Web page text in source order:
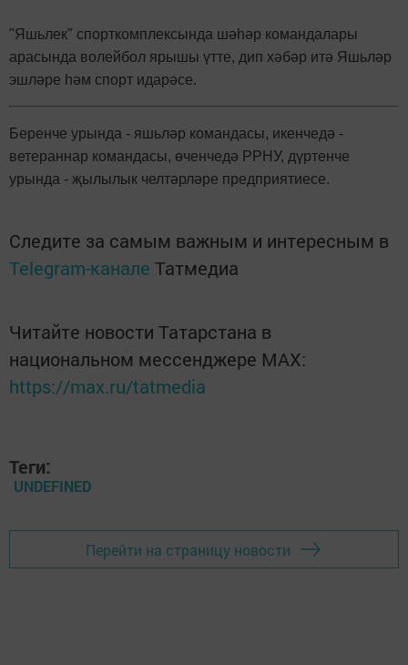
"Яшьлек" спорткомплексында шәһәр командалары
арасында волейбол ярышы үтте, дип хәбәр итә Яшьләр
эшләре һәм спорт идарәсе.
Беренче урында - яшьләр командасы, икенчедә -
ветераннар командасы, өченчедә РРНУ, дүртенче
урында - җылылык челтәрләре предприятиесе.
Следите за самым важным и интересным в
Telegram-канале Татмедиа
Читайте новости Татарстана в
национальном мессенджере MАХ:
https://max.ru/tatmedia
Теги:
UNDEFINED
Перейти на страницу новости